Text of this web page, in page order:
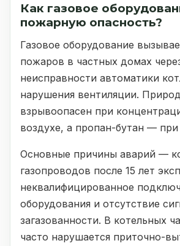
Как газовое
пожарную опасность?
Газовое оборудование
пожаров в частных домах
неисправности автоматики
нарушения вентиляции.
взрывоопасен при
воздухе, а пропан-бутан — при
Основные причины аварий —
газопроводов после 15 лет
неквалифицированное
оборудования и отсутствие
загазованности. В котельных
часто нарушается приточно-